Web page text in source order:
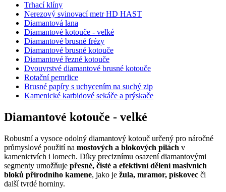
Trhací klíny
Nerezový svinovací metr HD HAST
Diamantová lana
Diamantové kotouče - velké
Diamantové brusné frézy
Diamantové brusné kotouče
Diamantové řezné kotouče
Dvouvrstvé diamantové brusné kotouče
Rotační pemrlice
Brusné papíry s uchycením na suchý zip
Kamenické karbidové sekáče a prýskače
Diamantové kotouče - velké
Robustní a vysoce odolný diamantový kotouč určený pro náročné
průmyslové použití na mostových a blokových pilách v
kamenictvích i lomech. Díky preciznímu osazení diamantovými
segmenty umožňuje přesné, čisté a efektivní dělení masivních
bloků přírodního kamene, jako je žula, mramor, pískovec či
další tvrdé horniny.